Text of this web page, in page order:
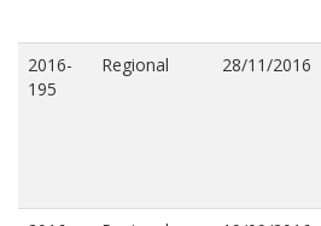
2016-
195
Regional 28/11/2016